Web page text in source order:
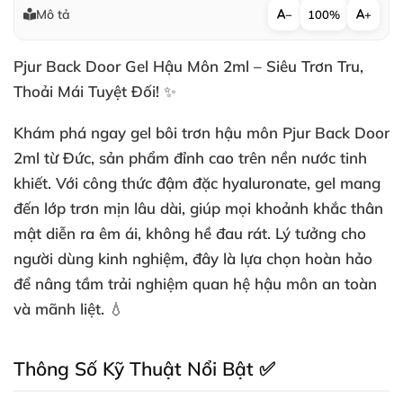
Mô tả − 100% +
Pjur Back Door Gel Hậu Môn 2ml – Siêu Trơn Tru,
Thoải Mái Tuyệt Đối! ✨
Khám phá ngay gel bôi trơn hậu môn Pjur Back Door
2ml từ Đức, sản phẩm đỉnh cao trên nền nước tinh
khiết. Với công thức đậm đặc hyaluronate, gel mang
đến lớp trơn mịn lâu dài, giúp mọi khoảnh khắc thân
mật diễn ra êm ái, không hề đau rát. Lý tưởng cho
người dùng kinh nghiệm, đây là lựa chọn hoàn hảo
để nâng tầm trải nghiệm quan hệ hậu môn an toàn
và mãnh liệt. 💧
Thông Số Kỹ Thuật Nổi Bật ✅